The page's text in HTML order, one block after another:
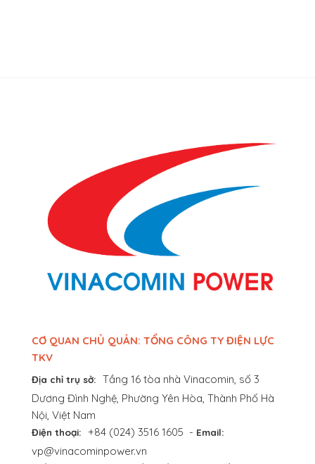
CƠ QUAN CHỦ QUẢN: TỔNG CÔNG TY ĐIỆN LỰC
TKV
Địa chỉ trụ sở: Tầng 16 tòa nhà Vinacomin, số 3
Dương Đình Nghệ, Phường Yên Hòa, Thành Phố Hà
Nội, Việt Nam
Điện thoại: +84 (024) 3516 1605 - Email:
vp@vinacominpower.vn